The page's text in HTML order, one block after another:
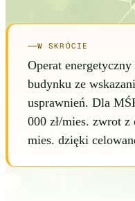
W SKRÓCIE
Operat
budynku ze
usprawnień. Dla
000 zł/mies. zwrot z
mies. dzięki